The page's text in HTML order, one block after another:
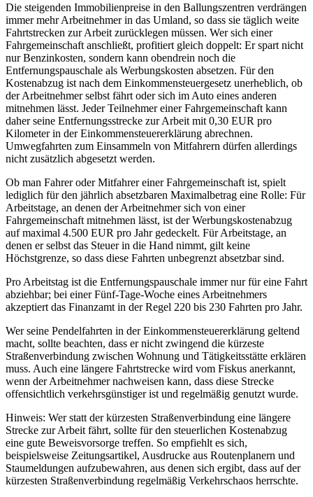
Die steigenden Immobilienpreise in den Ballungszentren verdrängen
immer mehr Arbeitnehmer in das Umland, so dass sie täglich weite
Fahrtstrecken zur Arbeit zurücklegen müssen. Wer sich einer
Fahrgemeinschaft anschließt, profitiert gleich doppelt: Er spart nicht
nur Benzinkosten, sondern kann obendrein noch die
Entfernungspauschale als Werbungskosten absetzen. Für den
Kostenabzug ist nach dem Einkommensteuergesetz unerheblich, ob
der Arbeitnehmer selbst fährt oder sich im Auto eines anderen
mitnehmen lässt. Jeder Teilnehmer einer Fahrgemeinschaft kann
daher seine Entfernungsstrecke zur Arbeit mit 0,30 EUR pro
Kilometer in der Einkommensteuererklärung abrechnen.
Umwegfahrten zum Einsammeln von Mitfahrern dürfen allerdings
nicht zusätzlich abgesetzt werden.
Ob man Fahrer oder Mitfahrer einer Fahrgemeinschaft ist, spielt
lediglich für den jährlich absetzbaren Maximalbetrag eine Rolle: Für
Arbeitstage, an denen der Arbeitnehmer sich von einer
Fahrgemeinschaft mitnehmen lässt, ist der Werbungskostenabzug
auf maximal 4.500 EUR pro Jahr gedeckelt. Für Arbeitstage, an
denen er selbst das Steuer in die Hand nimmt, gilt keine
Höchstgrenze, so dass diese Fahrten unbegrenzt absetzbar sind.
Pro Arbeitstag ist die Entfernungspauschale immer nur für eine Fahrt
abziehbar; bei einer Fünf-Tage-Woche eines Arbeitnehmers
akzeptiert das Finanzamt in der Regel 220 bis 230 Fahrten pro Jahr.
Wer seine Pendelfahrten in der Einkommensteuererklärung geltend
macht, sollte beachten, dass er nicht zwingend die kürzeste
Straßenverbindung zwischen Wohnung und Tätigkeitsstätte erklären
muss. Auch eine längere Fahrtstrecke wird vom Fiskus anerkannt,
wenn der Arbeitnehmer nachweisen kann, dass diese Strecke
offensichtlich verkehrsgünstiger ist und regelmäßig genutzt wurde.
Hinweis: Wer statt der kürzesten Straßenverbindung eine längere
Strecke zur Arbeit fährt, sollte für den steuerlichen Kostenabzug
eine gute Beweisvorsorge treffen. So empfiehlt es sich,
beispielsweise Zeitungsartikel, Ausdrucke aus Routenplanern und
Staumeldungen aufzubewahren, aus denen sich ergibt, dass auf der
kürzesten Straßenverbindung regelmäßig Verkehrschaos herrschte.